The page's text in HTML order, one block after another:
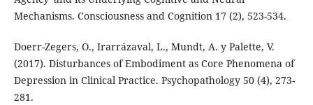
Mechanisms. Consciousness and Cognition 17 (2), 523-534.
Doerr-Zegers, O., Irarrázaval, L., Mundt, A. y Palette, V.
(2017). Disturbances of Embodiment as Core Phenomena of
Depression in Clinical Practice. Psychopathology 50 (4), 273-
281.